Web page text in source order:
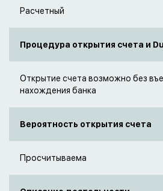
Расчетный
Процедура открытия счета и
Открытие счета возможно без
нахождения банка
Вероятность открытия счета
Просчитываема